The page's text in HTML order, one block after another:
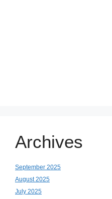
Archives
September 2025
August 2025
July 2025